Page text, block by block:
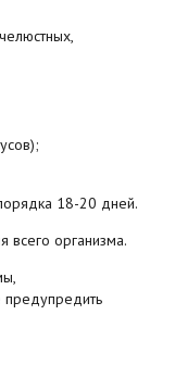
18-20 дней.
всего организма.
предупредить